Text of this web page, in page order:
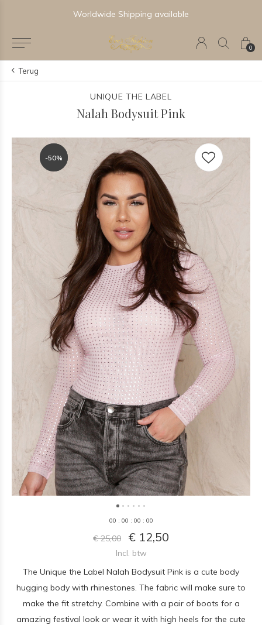
0
Worldwide Shipping available
Terug
UNIQUE THE LABEL
Nalah Bodysuit Pink
-50%
-50%
00 : 00 : 00 : 00
€ 25,00 € 12,50
Incl. btw
The Unique the Label Nalah Bodysuit Pink is a cute body
hugging body with rhinestones. The fabric will make sure to
make the fit stretchy. Combine with a pair of boots for a
amazing festival look or wear it with high heels for the cute